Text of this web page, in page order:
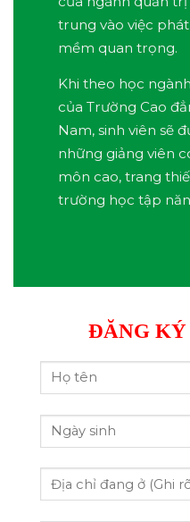
trung vào việc
mềm quan trọng.
Khi theo học
của Trường Cao
Nam, sinh viên sẽ
những giảng viên
môn cao, trang
trường học tập
ĐĂNG KÝ